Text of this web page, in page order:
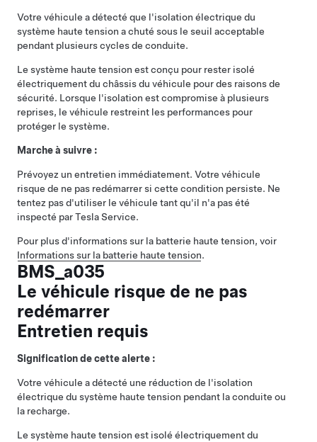
Votre véhicule a détecté que l'isolation électrique du
système haute tension a chuté sous le seuil acceptable
pendant plusieurs cycles de conduite.
Le système haute tension est conçu pour rester isolé
électriquement du châssis du véhicule pour des raisons de
sécurité. Lorsque l'isolation est compromise à plusieurs
reprises, le véhicule restreint les performances pour
protéger le système.
Marche à suivre :
Prévoyez un entretien immédiatement. Votre véhicule
risque de ne pas redémarrer si cette condition persiste. Ne
tentez pas d'utiliser le véhicule tant qu'il n'a pas été
inspecté par Tesla Service.
Pour plus d'informations sur la batterie haute tension, voir
Informations sur la batterie haute tension.
BMS_a035
Le véhicule risque de ne pas
redémarrer
Entretien requis
Signification de cette alerte :
Votre véhicule a détecté une réduction de l'isolation
électrique du système haute tension pendant la conduite ou
la recharge.
Le système haute tension est isolé électriquement du